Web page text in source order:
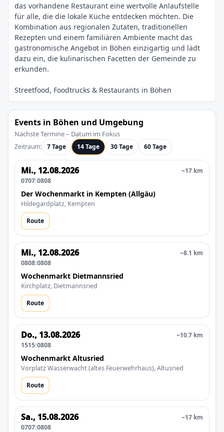
das vorhandene Restaurant eine wertvolle Anlaufstelle
für alle, die die lokale Küche entdecken möchten. Die
Kombination aus regionalen Zutaten, traditionellen
Rezepten und einem familiären Ambiente macht das
gastronomische Angebot in Böhen einzigartig und lädt
dazu ein, die kulinarischen Facetten der Gemeinde zu
Events in Böhen und Umgebung
Nächste Termine – Datum im Fokus
Zeitraum: 7 Tage 14 Tage 30 Tage 60 Tage
Mi., 12.08.2026
0707:0808
~17 km
Der Wochenmarkt in Kempten (Allgäu)
Hildegardplatz, Kempten
Route
Mi., 12.08.2026
0808:0808
~8.1 km
Wochenmarkt Dietmannsried
Kirchplatz, Dietmannsried
Route
Do., 13.08.2026
1515:0808
~10.7 km
Wochenmarkt Altusried
Vorplatz Wasserwacht (altes Feuerwehrhaus), Altusried
Route
Sa., 15.08.2026
0707:0808
~17 km